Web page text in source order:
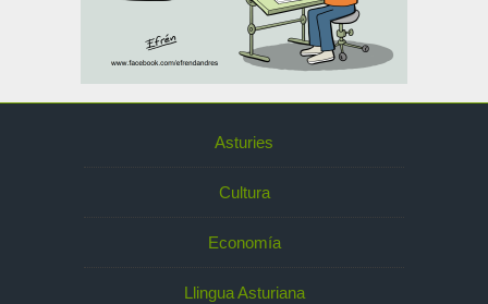
Asturies
Cultura
Economía
Llingua Asturiana